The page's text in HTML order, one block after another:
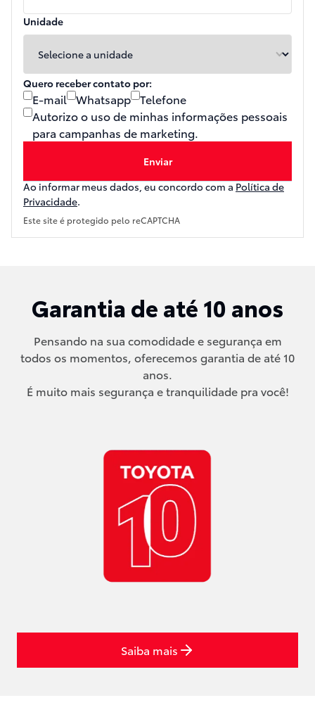
Unidade
Quero receber contato por:
E-mail Whatsapp Telefone
Autorizo o uso de minhas informações pessoais
para campanhas de marketing.
Enviar
Ao informar meus dados, eu concordo com aPolítica de
Privacidade.
Este site é protegido pelo reCAPTCHA
Garantia de até 10 anos
Pensando na sua comodidade e segurança em
todos os momentos, oferecemos garantia de até 10
anos.
É muito mais segurança e tranquilidade pra você!
Saiba mais